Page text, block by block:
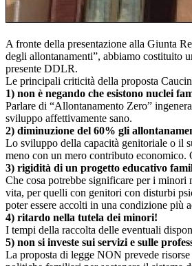
A fronte della presentazione alla Giunta
degli allontanamenti”, abbiamo costituito
presente DDLR.
Le principali criticità della proposta
1) non è negando che esistono nuclei
Parlare di “Allontanamento Zero”
sviluppo affettivamente sano.
2) diminuzione del 60% gli
Lo sviluppo della capacità genitoriale o il
meno con un mero contributo
3) rigidità di un progetto educativo
Che cosa potrebbe significare per i
vita, per quelli con genitori con disturbi
poter essere accolti in una condizione più
4) ritardo nella tutela dei minori!
I tempi della raccolta delle eventuali
5) non si investe sui servizi e sulle
La proposta di legge NON prevede